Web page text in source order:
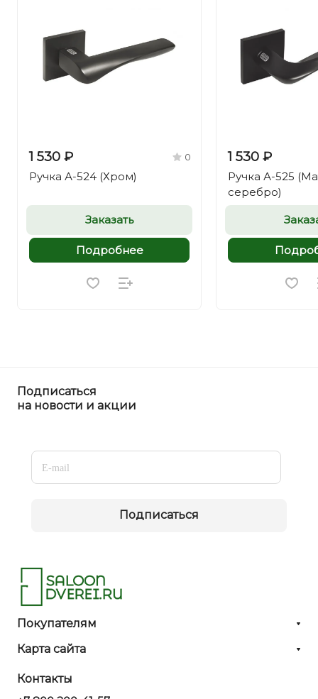
1 530 ₽ 0
Ручка А-524 (Хром)
Заказать
Подробнее
1 530 ₽
Ручка А-525
серебро)
Подписаться
на новости и акции
Подписаться
Покупателям
Карта сайта
Контакты